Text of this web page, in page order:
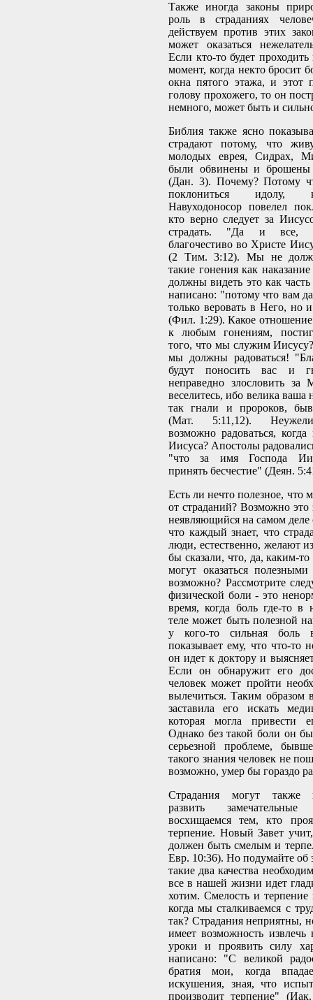
Также иногда законы
роль в страданиях
действуем против этих
может оказаться
Если кто-то будет
момент, когда некто бросит
окна пятого этажа, и этот
голову прохожего, то он
немного, может быть и
Библия также ясно
страдают потому, что
молодых еврея, Сидрах,
были обвинены и брошены
(Дан. 3). Почему? Потому
поклониться идолу,
Навуходоносор повелел
кто верно следует за
страдать. "Да и все,
благочестиво во Христе
(2 Тим. 3:12). Мы не
такие гонения как
должны видеть это как
написано: "потому что вам
только веровать в Него, но
(Фил. 1:29). Какое
к любым гонениям,
того, что мы служим
мы должны радоваться!
будут поносить вас и
неправедно злословить за
веселитесь, ибо велика ваша
так гнали и пророков,
(Мат. 5:11,12). Неужели
возможно радоваться,
Иисуса? Апостолы
"что за имя Господа
принять бесчестие" (Деян.
Есть ли нечто полезное, что
от страданий? Возможно это
неявляющийся на самом деле
что каждый знает, что
люди, естественно, желают
бы сказали, что, да, каким-то
могут оказаться
возможно? Рассмотрите
физической боли - это
время, когда боль где-то в
теле может быть полезной
у кого-то сильная боль
показывает ему, что что-то
он идет к доктору и
Если он обнаружит его
человек может пройти
вылечиться. Таким образом
заставила его искать
которая могла привести
Однако без такой боли он
серьезной проблеме,
такого знания человек не
возможно, умер бы гораздо
Страдания могут также
развить
восхищаемся тем, кто
терпение. Новый Завет
должен быть смелым и
Евр. 10:36). Но подумайте об
такие два качества
все в нашей жизни идет
хотим. Смелость и терпение
когда мы сталкиваемся с
так? Страдания неприятны,
имеет возможность
уроки и проявить силу
написано: "С великой
братия мои, когда
искушения, зная, что
производит терпение"